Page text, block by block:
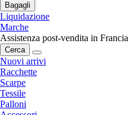
Bagagli
Liquidazione
Marche
Assistenza post-vendita in Francia
Cerca
Nuovi arrivi
Racchette
Scarpe
Tessile
Palloni